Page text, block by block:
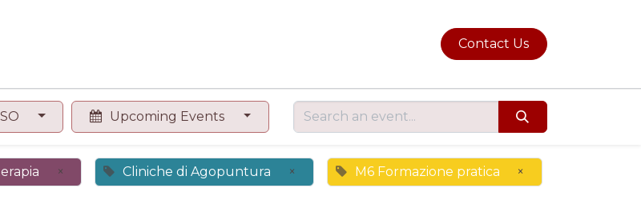
Contact Us
Upcoming Events
× Cliniche di Agopuntura × M6 Formazione pratica ×